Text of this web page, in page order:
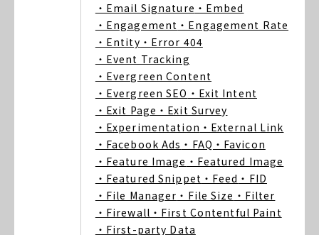
・Email Signature ・Embed
・Engagement ・Engagement Rate
・Entity ・Error 404
・Event Tracking
・Evergreen Content
・Evergreen SEO ・Exit Intent
・Exit Page ・Exit Survey
・Experimentation ・External Link
・Facebook Ads ・FAQ ・Favicon
・Feature Image ・Featured Image
・Featured Snippet ・Feed ・FID
・File Manager ・File Size ・Filter
・Firewall ・First Contentful Paint
・First-party Data